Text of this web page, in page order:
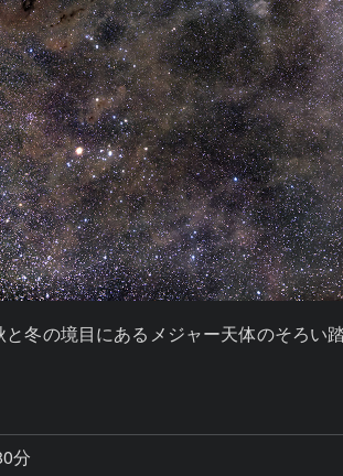
冬の境目にあるメジャー天体のそろ
分